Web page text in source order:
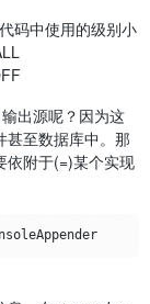
码中使用的级别小
出源呢？因为这
甚至数据库中。那
依附于(=)某个实现
log4j.appender.stdout=org.apache.log4j.ConsoleAppender